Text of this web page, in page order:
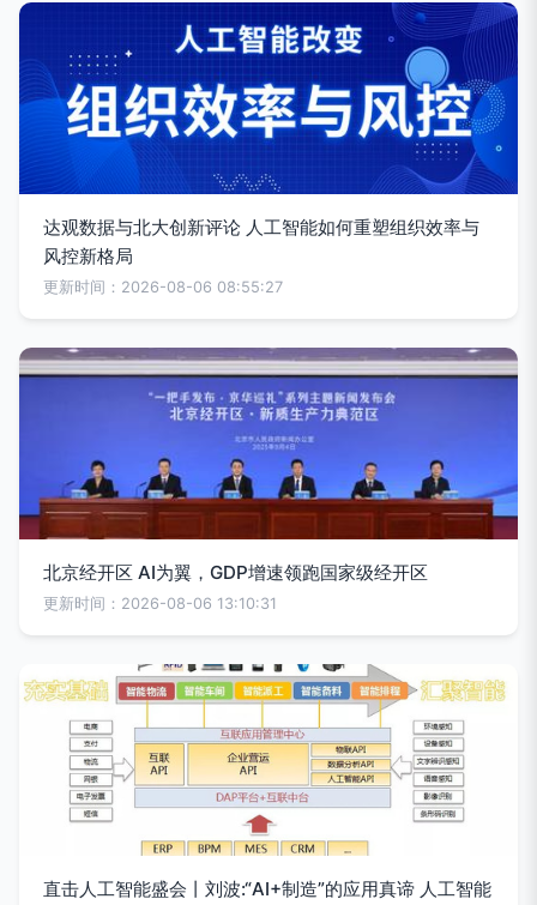
达观数据与北大创新评论 人工智能如何重塑组织效率与
风控新格局
更新时间：2026-08-06 08:55:27
北京经开区 AI为翼，GDP增速领跑国家级经开区
更新时间：2026-08-06 13:10:31
直击人工智能盛会丨刘波:“AI+制造”的应用真谛 人工智能